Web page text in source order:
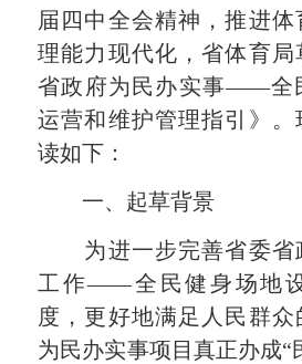
届四中全会精神，推进
理能力现代化，省体育
省政府为民办实事——全
运营和维护管理指引》
读如下：
一、起草背景
为进一步完善省委省
工作——全民健身场地
度，更好地满足人民群
为民办实事项目真正办成“